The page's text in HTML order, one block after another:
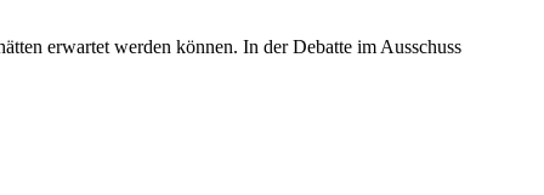
erwartet werden können. In der Debatte im Ausschuss